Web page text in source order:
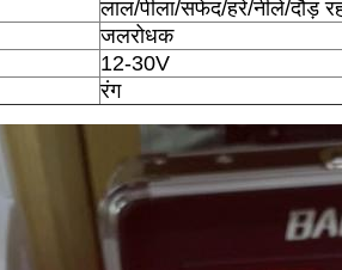
लाल/पीला/सफेद/हरे/नीले/दौड़
जलरोधक
12-30V
रंग